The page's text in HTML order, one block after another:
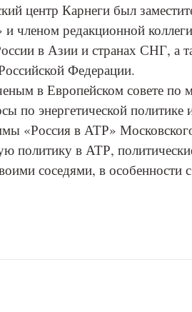
центр Карнеги был
и членом редакционной
в Азии и странах СНГ, а
Федерации.
в Европейском совете
по энергетической политике
«Россия в АТР»
политику в АТР,
соседями, в особенности